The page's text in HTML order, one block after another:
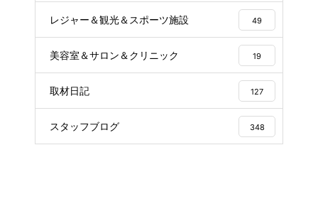
レジャー＆観光＆スポーツ施設 49
美容室＆サロン＆クリニック 19
取材日記 127
スタッフブログ 348